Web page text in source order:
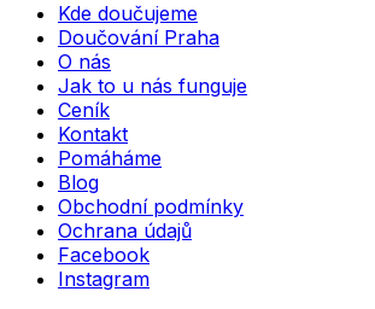
Kde doučujeme
Doučování Praha
O nás
Jak to u nás funguje
Ceník
Kontakt
Pomáháme
Blog
Obchodní podmínky
Ochrana údajů
Facebook
Instagram